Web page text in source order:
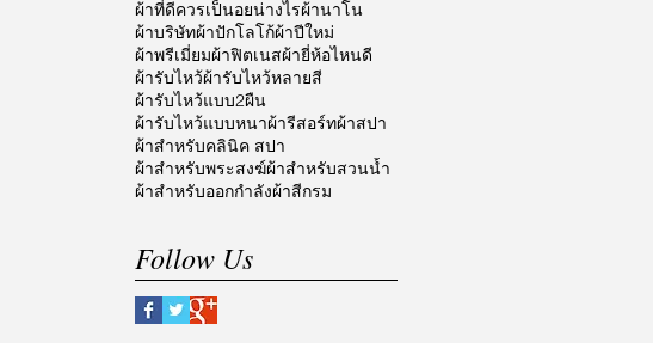
ผ้าที่ดีควรเป็นอยน่างไรผ้านาโน
ผ้าบริษัทผ้าปักโลโก้ผ้าปีใหม่
ผ้าพรีเมี่ยมผ้าฟิตเนสผ้ายี่ห้อไหนดี
ผ้ารับไหว้ผ้ารับไหว้หลายสี
ผ้ารับไหว้แบบ2ผืน
ผ้ารับไหว้แบบหนาผ้ารีสอร์ทผ้าสปา
ผ้าสำหรับคลินิค สปา
ผ้าสำหรับพระสงฆ์ผ้าสำหรับสวนน้ำ
ผ้าสำหรับออกกำลังผ้าสีกรม
Follow Us